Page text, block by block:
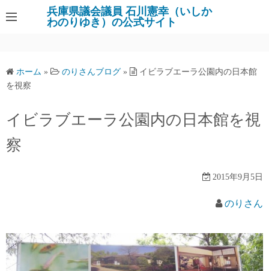
ン
ツ
へ
プ
兵庫県議会議員 石川憲幸（いしか
わのりゆき）の公式サイト
ホーム » のりさんブログ »
イビラブエーラ公園内の日本館
を視察
イビラブエーラ公園内の日本館を視
察
2015年9月5日
のりさん